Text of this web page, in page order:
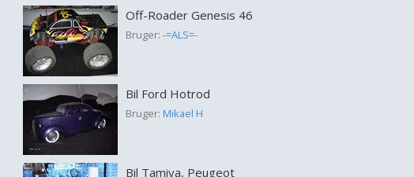
Off-Roader Genesis 46
Bruger: -=ALS=-
Bil Ford Hotrod
Bruger: Mikael H
Bil Tamiya, Peugeot